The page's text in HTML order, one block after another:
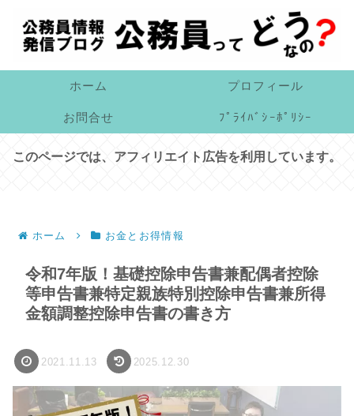
ホーム プロフィール
お問合せ ﾌﾟﾗｲﾊﾞｼｰﾎﾟﾘｼｰ
このページでは、アフィリエイト広告を利用しています。
ホーム お金とお得情報
令和7年版！基礎控除申告書兼配偶者控除
等申告書兼特定親族特別控除申告書兼所得
金額調整控除申告書の書き方
2021.11.13 2025.12.30